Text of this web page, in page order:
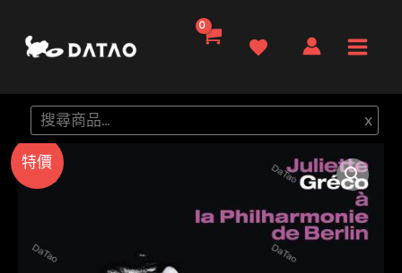
要
容
Menu
搜
尋
x
特價